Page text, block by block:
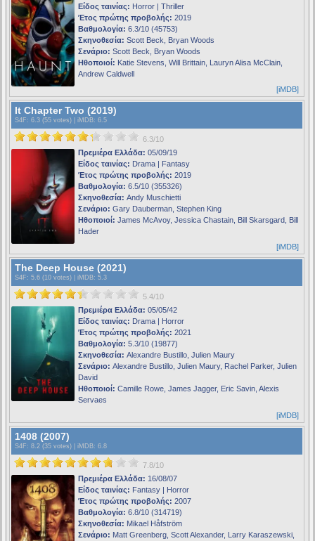
Είδος ταινίας: Horror | Thriller
Έτος πρώτης προβολής: 2019
Βαθμολογία: 6.3/10 (45753)
Σκηνοθεσία: Scott Beck, Bryan Woods
Σενάριο: Scott Beck, Bryan Woods
Ηθοποιοί: Katie Stevens, Will Brittain, Lauryn Alisa McClain,
Andrew Caldwell
[iMDB]
It Chapter Two (2019)
S4F : 6.3 (55 votes) | iMDB: 6.5
6.3/10
Πρεμιέρα Ελλάδα: 05/09/19
Είδος ταινίας: Drama | Fantasy
Έτος πρώτης προβολής: 2019
Βαθμολογία: 6.5/10 (355326)
Σκηνοθεσία: Andy Muschietti
Σενάριο: Gary Dauberman, Stephen King
Ηθοποιοί: James McAvoy, Jessica Chastain, Bill Skarsgard, Bill
Hader
[iMDB]
The Deep House (2021)
S4F : 5.6 (10 votes) | iMDB: 5.3
5.4/10
Πρεμιέρα Ελλάδα: 05/05/42
Είδος ταινίας: Drama | Horror
Έτος πρώτης προβολής: 2021
Βαθμολογία: 5.3/10 (19877)
Σκηνοθεσία: Alexandre Bustillo, Julien Maury
Σενάριο: Alexandre Bustillo, Julien Maury, Rachel Parker, Julien
David
Ηθοποιοί: Camille Rowe, James Jagger, Eric Savin, Alexis
Servaes
[iMDB]
1408 (2007)
S4F : 8.2 (35 votes) | iMDB: 6.8
7.8/10
Πρεμιέρα Ελλάδα: 16/08/07
Είδος ταινίας: Fantasy | Horror
Έτος πρώτης προβολής: 2007
Βαθμολογία: 6.8/10 (314719)
Σκηνοθεσία: Mikael Håfström
Σενάριο: Matt Greenberg, Scott Alexander, Larry Karaszewski,